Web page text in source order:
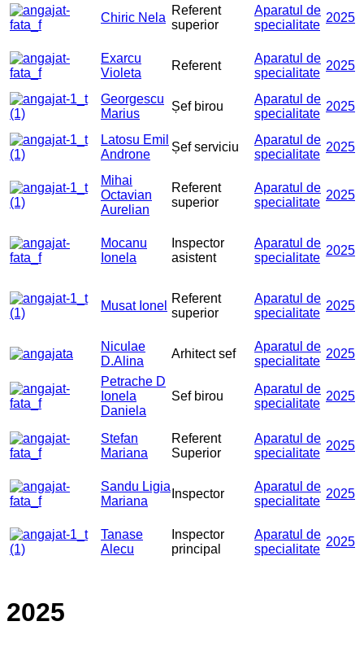
Chiric Nela
Referent
superior
Aparatul de
specialitate
2025
Exarcu
Violeta
Referent
Aparatul de
specialitate
2025
Georgescu
Marius
Șef birou
Aparatul de
specialitate
2025
Latosu Emil
Androne
Șef serviciu
Aparatul de
specialitate
2025
Mihai
Octavian
Aurelian
Referent
superior
Aparatul de
specialitate
2025
Mocanu
Ionela
Inspector
asistent
Aparatul de
specialitate
2025
Musat Ionel
Referent
superior
Aparatul de
specialitate
2025
Niculae
D.Alina
Arhitect sef
Aparatul de
specialitate
2025
Petrache D
Ionela
Daniela
Sef birou
Aparatul de
specialitate
2025
Stefan
Mariana
Referent
Superior
Aparatul de
specialitate
2025
Sandu Ligia
Mariana
Inspector
Aparatul de
specialitate
2025
Tanase
Alecu
Inspector
principal
Aparatul de
specialitate
2025
2025